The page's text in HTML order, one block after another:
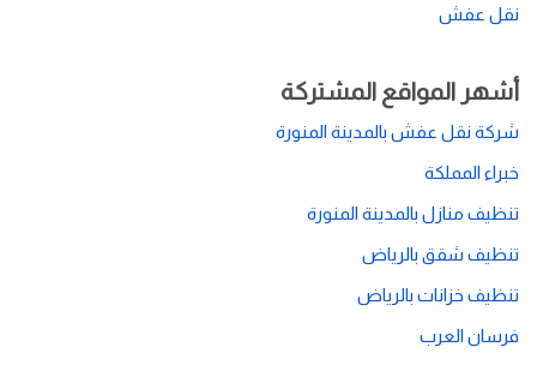
نقل عفش
أشهر المواقع المشتركة
شركة نقل عفش بالمدينة المنورة
خبراء المملكة
تنظيف منازل بالمدينة المنورة
تنظيف شقق بالرياض
تنظيف خزانات بالرياض
فرسان العرب